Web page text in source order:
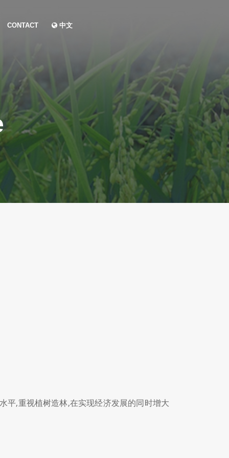
CONTACT 中文
平,重视植树造林,在实现经济发展的同时增大